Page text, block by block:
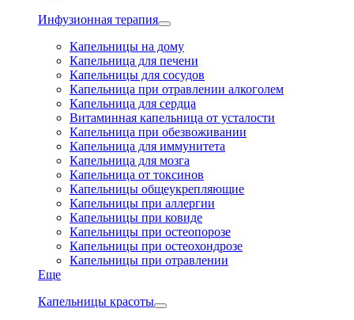
Инфузионная терапия
Капельницы на дому
Капельница для печени
Капельницы для сосудов
Капельница при отравлении алкоголем
Капельница для сердца
Витаминная капельница от усталости
Капельница при обезвоживании
Капельница для иммунитета
Капельница для мозга
Капельница от токсинов
Капельницы общеукрепляющие
Капельницы при аллергии
Капельницы при ковиде
Капельницы при остеопорозе
Капельницы при остеохондрозе
Капельницы при отравлении
Еще
Капельницы красоты